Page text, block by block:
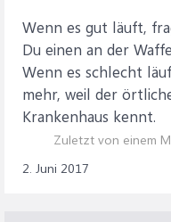
Wenn es gut läuft,
Du einen an der
Wenn es schlecht
mehr, weil der
Krankenhaus kennt.
Zuletzt von einem
2. Juni 2017